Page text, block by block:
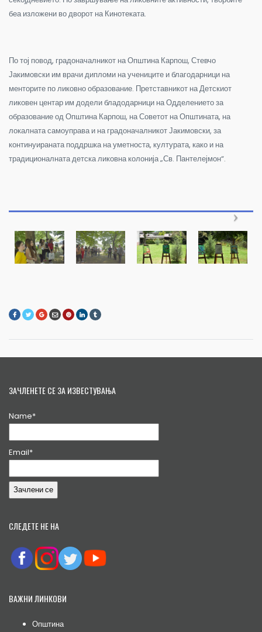
беа изложени во дворот на Кинотеката.
По тој повод, градоначалникот на Општина Карпош, Стевчо
Јакимовски им врачи дипломи на учениците и благодарници на
менторите по ликовно образование. Претставникот на Детскиот
ликовен центар им додели бладодарници на Одделението за
образование од Општина Карпош, на Советот на Општината, на
локалната самоуправа и на градоначалникот Јакимовски, за
континуираната поддршка на уметноста, културата, како и на
традиционалната детска ликовна колонија „Св. Пантелејмон“.
ЗАЧЛЕНЕТЕ СЕ ЗА ИЗВЕСТУВАЊА
Name*
Email*
СЛЕДЕТЕ НЕ НА
ВАЖНИ ЛИНКОВИ
Општина